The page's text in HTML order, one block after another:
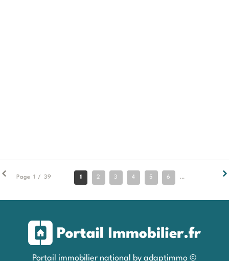
Page 1 / 39 1 2 3 4 5 6 9
Portail immobilier national by adaptimmo ©